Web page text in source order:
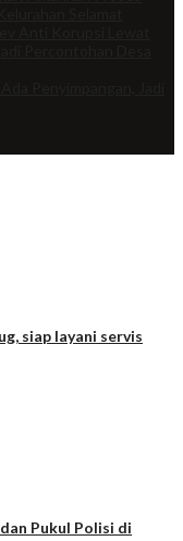
siap layani servis
Pukul Polisi di